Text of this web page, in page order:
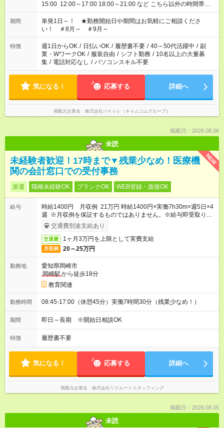
15:00 12:00～17:00 18:00～21:00 など こちら以外の時間帯も
お気軽にご相談ください！
期間
単発1日～！ ★勤務開始日や期間はお気軽にご相談くださ
い！ ＃8月～ ＃9月～
特徴 週1日からOK / 日払いOK / 履歴書不要 / 40～50代活躍中 / 副
業・WワークOK / 服装自由 / シフト勤務 / 10名以上の大量募
集 / 電話対応なし / パソコンスキル不要
気になる！ 応募する 詳細へ
掲載元企業名 株式会社バイトレ（キャムコムグループ）
掲載日：2026.08.06
未読
NEW
未経験者歓迎！17時まで▼残業少なめ！医療機
関の会計窓口での受付事務
派遣 職種未経験OK ブランクOK WEB登録・面接OK
給与
時給1400円 月収例 21万円 時給1400円×実働7h30m×週5日×4
週 ※月収例を保証するものではありません。※給与即受取りサ
ービス利用可（利用条件有）
交通費別途支給あり
交通費 1ヶ月3万円を上限として実費支給
月収例 20～25万円
勤務地
愛知県岡崎市
岡崎駅から徒歩18分
教育関連
勤務時間 08:45-17:00（休憩45分）実働7時間30分（残業少なめ！）
期間 即日～長期 ※開始日相談OK
特徴 履歴書不要
気になる！ 応募する 詳細へ
掲載元企業名 株式会社リクルートスタッフィング
掲載日：2026.08.05
未読